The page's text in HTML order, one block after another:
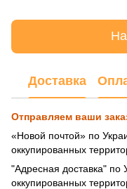
Доставка
Отправляем ваши
«Новой почтой» по
оккупированных
"Адресная доставка" по
оккупированных